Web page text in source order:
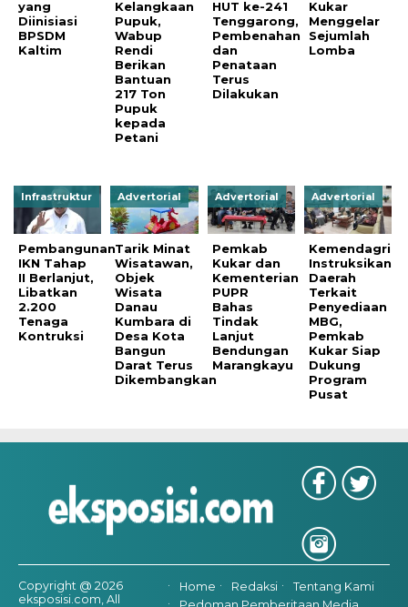
yang
Diinisiasi
BPSDM
Kaltim
Kelangkaan
Pupuk,
Wabup
Rendi
Berikan
Bantuan
217 Ton
Pupuk
kepada
Petani
HUT ke-241
Tenggarong,
Pembenahan
dan
Penataan
Terus
Dilakukan
Kukar
Menggelar
Sejumlah
Lomba
Infrastruktur
Pembangunan
IKN Tahap
II Berlanjut,
Libatkan
2.200
Tenaga
Kontruksi
Advertorial
Tarik Minat
Wisatawan,
Objek
Wisata
Danau
Kumbara di
Desa Kota
Bangun
Darat Terus
Dikembangkan
Advertorial
Pemkab
Kukar dan
Kementerian
PUPR
Bahas
Tindak
Lanjut
Bendungan
Marangkayu
Advertorial
Kemendagri
Instruksikan
Daerah
Terkait
Penyediaan
MBG,
Pemkab
Kukar Siap
Dukung
Program
Pusat
Copyright @ 2026
eksposisi.com, All
Home Redaksi
Tentang Kami